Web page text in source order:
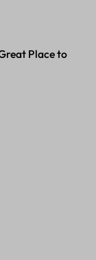
Place to